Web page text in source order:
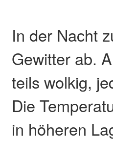
In der Nacht
Gewitter ab.
teils wolkig,
Die
in höheren